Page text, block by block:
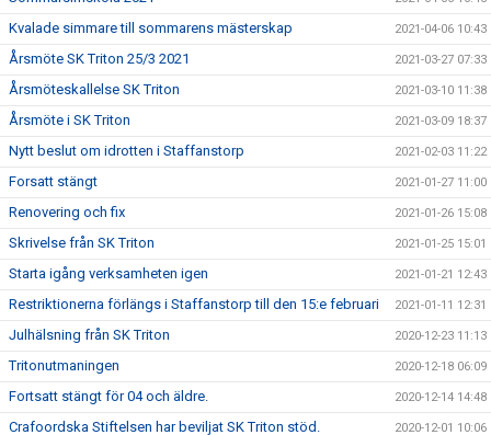
Kvalade simmare till sommarens mästerskap 2021-04-06 10:43
Årsmöte SK Triton 25/3 2021 2021-03-27 07:33
Årsmöteskallelse SK Triton 2021-03-10 11:38
Årsmöte i SK Triton 2021-03-09 18:37
Nytt beslut om idrotten i Staffanstorp 2021-02-03 11:22
Forsatt stängt 2021-01-27 11:00
Renovering och fix 2021-01-26 15:08
Skrivelse från SK Triton 2021-01-25 15:01
Starta igång verksamheten igen 2021-01-21 12:43
Restriktionerna förlängs i Staffanstorp till den 15:e februari 2021-01-11 12:31
Julhälsning från SK Triton 2020-12-23 11:13
Tritonutmaningen 2020-12-18 06:09
Fortsatt stängt för 04 och äldre. 2020-12-14 14:48
Crafoordska Stiftelsen har beviljat SK Triton stöd. 2020-12-01 10:06